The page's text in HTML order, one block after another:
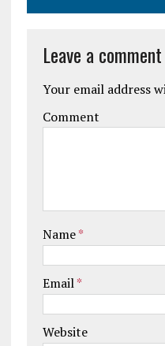
Leave a comment
Your email address
Comment
Name*
Email*
Website